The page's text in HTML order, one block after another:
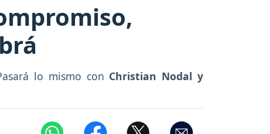
lo mismo con Christian Nodal y